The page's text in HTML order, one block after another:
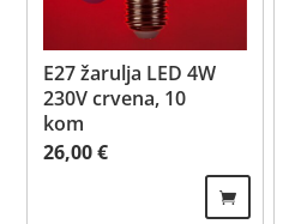
E27 žarulja LED 4W
230V crvena, 10
kom
26,00€